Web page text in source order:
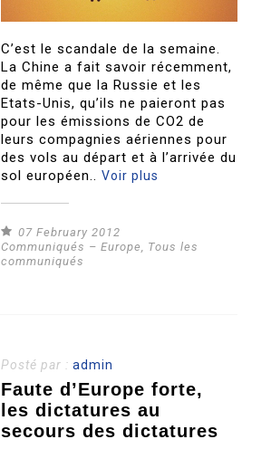
C’est le scandale de la semaine.
La Chine a fait savoir récemment,
de même que la Russie et les
Etats-Unis, qu’ils ne paieront pas
pour les émissions de CO2 de
leurs compagnies aériennes pour
des vols au départ et à l’arrivée du
sol européen..Voir plus
07 February 2012
Communiqués – Europe
Tous les
communiqués
Posté par :admin
Faute d’Europe forte,
les dictatures au
secours des dictatures